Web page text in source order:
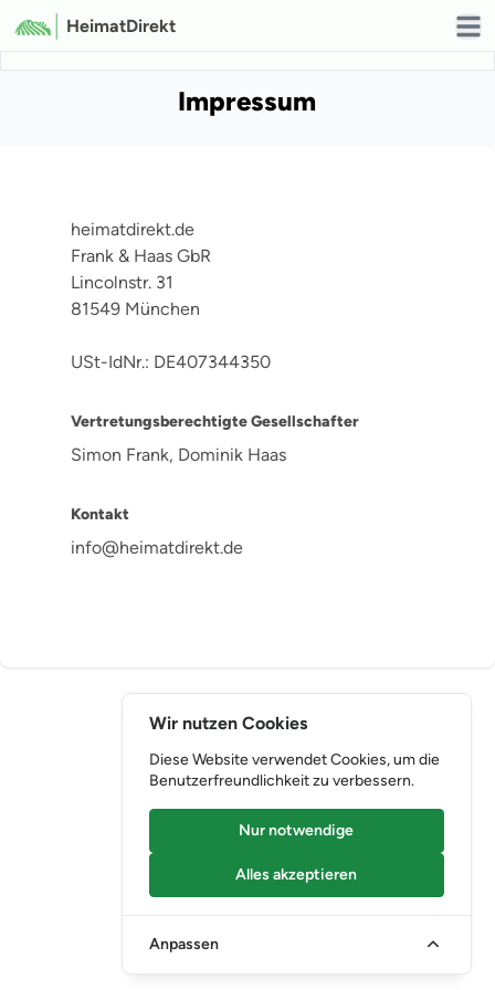
HeimatDirekt
Impressum
heimatdirekt.de
Frank & Haas GbR
Lincolnstr. 31
81549 München
USt-IdNr.: DE407344350
Vertretungsberechtigte Gesellschafter
Simon Frank, Dominik Haas
Kontakt
info@heimatdirekt.de
Wir nutzen Cookies
Diese Website verwendet Cookies, um die
Benutzerfreundlichkeit zu verbessern.
Nur notwendige
Alles akzeptieren
Anpassen